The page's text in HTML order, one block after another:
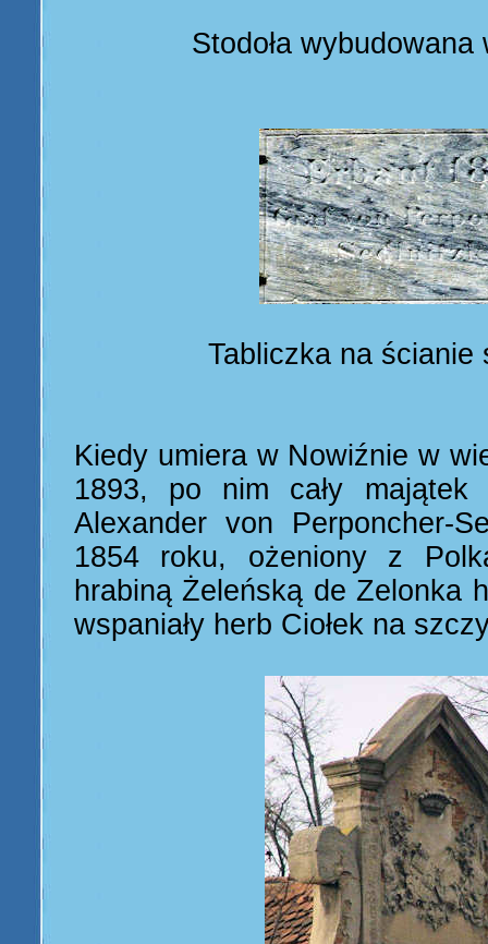
Stodoła
Tabliczka na ścianie
Kiedy umiera w Nowiźnie w
1893, po nim cały majątek
Alexander von Perponcher-
1854 roku, ożeniony z
hrabiną Żeleńską de Zelonka
wspaniały herb Ciołek na